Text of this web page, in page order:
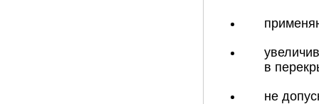
в
не